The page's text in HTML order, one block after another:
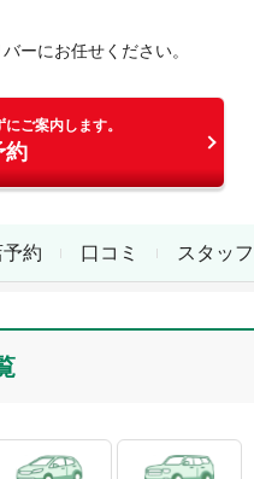
ーにお任せください。
ご案内します。
約
約 口コミ スタッフ